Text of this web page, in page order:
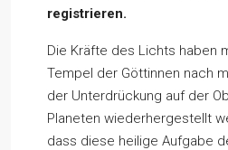
registrieren.
Die Kräfte des Lichts haben
Tempel der Göttinnen nach
der Unterdrückung auf der
Planeten wiederhergestellt
dass diese heilige Aufgabe